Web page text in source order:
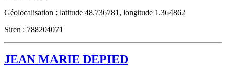
Géolocalisation : latitude 48.736781, longitude 1.364862
Siren : 788204071
JEAN MARIE DEPIED